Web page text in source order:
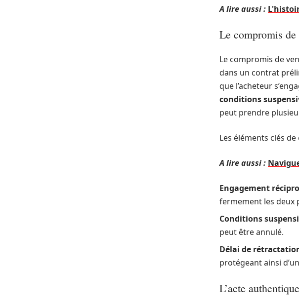
A lire aussi :
Le compromis de
Le compromis de
dans un contrat
que l’acheteur
conditions
peut prendre
Les éléments clés
A lire aussi :
Engagement
fermement les deux
Conditions
peut être annulé.
Délai de
protégeant ainsi
L’acte